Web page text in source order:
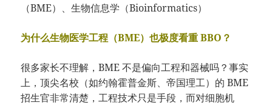
（BME）、生物信息学（Bioinformatics）
为什么生物医学工程（BME）也极度看重 BBO？
很多家长不理解，BME 不是偏向工程和器械吗？事实
上，顶尖名校（如约翰霍普金斯、帝国理工）的 BME
招生官非常清楚，工程技术只是手段，而对细胞机